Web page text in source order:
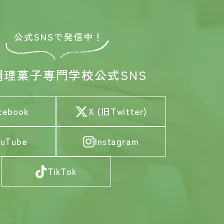
菓子専門学校公式SNS
X (旧Twitter)
Instagram
TikTok